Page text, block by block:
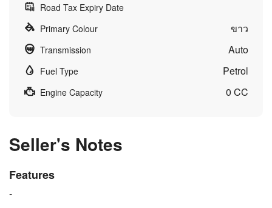
Road Tax Expiry Date
Primary Colour
ขาว
Transmission Auto
Fuel Type Petrol
Engine Capacity 0 CC
Seller's Notes
Features
-